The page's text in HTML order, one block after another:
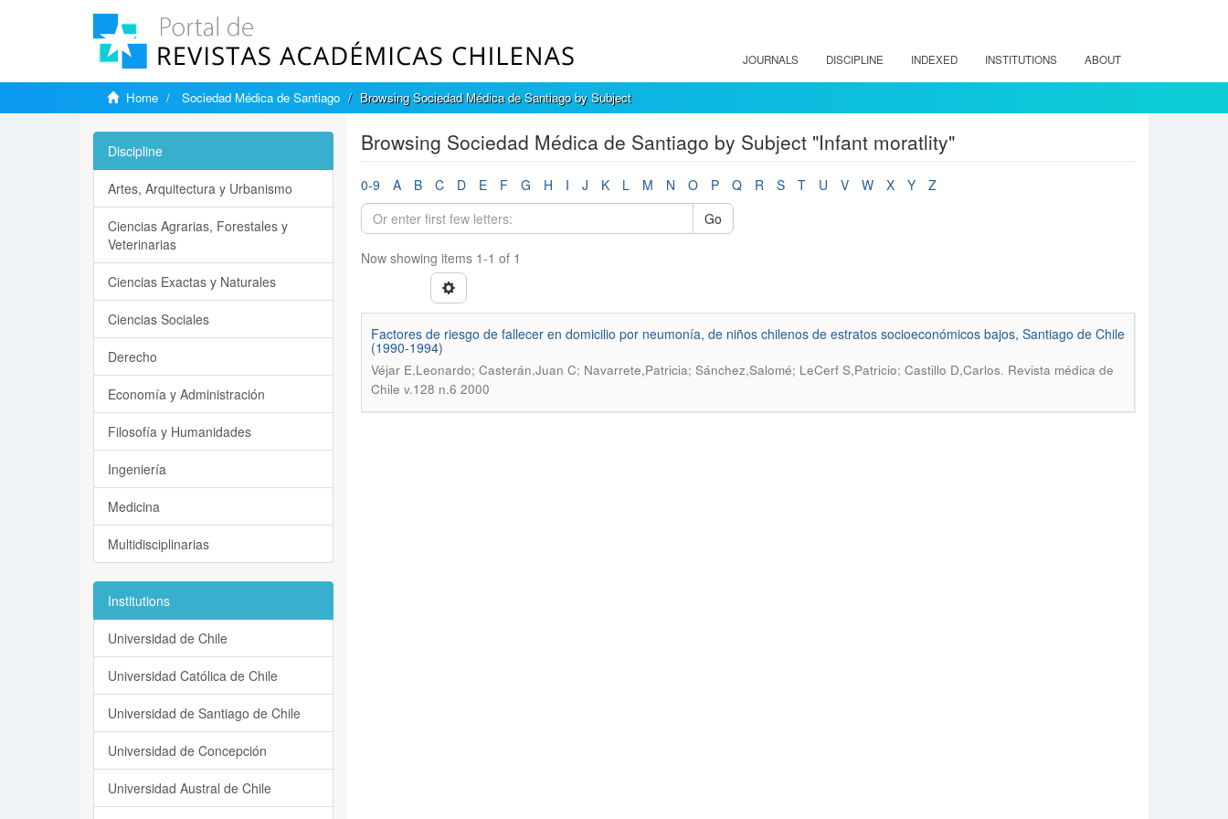
JOURNALS DISCIPLINE INDEXED INSTITUTIONS ABOUT
Home Sociedad Médica de Santiago Browsing Sociedad Médica de Santiago by Subject
Browsing Sociedad Médica de Santiago by Subject "Infant moratlity"
0-9 A B C D E F G H I J K L M N O P Q R S T U V W X Y
Z
Go
Now showing items 1-1 of 1
Factores de riesgo de fallecer en domicilio por neumonía, de niños chilenos de estratos socioeconómicos bajos, Santiago de Chile
(1990-1994)
Véjar E,Leonardo; Casterán,Juan C; Navarrete,Patricia; Sánchez,Salomé; LeCerf S,Patricio; Castillo D,Carlos. Revista médica de
Chile v.128 n.6 2000
Discipline
Artes, Arquitectura y Urbanismo
Ciencias Agrarias, Forestales y
Veterinarias
Ciencias Exactas y Naturales
Ciencias Sociales
Derecho
Economía y Administración
Filosofía y Humanidades
Ingeniería
Medicina
Multidisciplinarias
Institutions
Universidad de Chile
Universidad Católica de Chile
Universidad de Santiago de Chile
Universidad de Concepción
Universidad Austral de Chile